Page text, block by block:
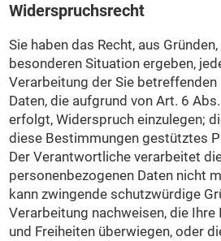
Widerspruchsrecht
Sie haben das Recht, aus
besonderen Situation ergeben,
Verarbeitung der Sie
Daten, die aufgrund von Art. 6
erfolgt, Widerspruch einzulegen;
diese Bestimmungen gestütztes
Der Verantwortliche verarbeitet
personenbezogenen Daten nicht
kann zwingende schutzwürdige
Verarbeitung nachweisen, die Ihre
und Freiheiten überwiegen, oder